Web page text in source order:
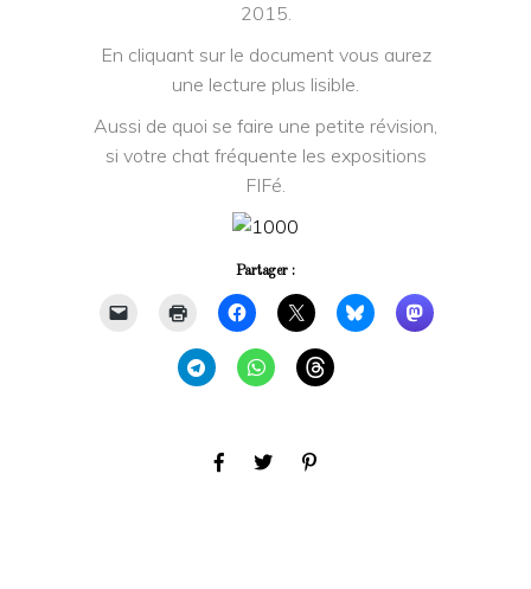
2015.
En cliquant sur le document vous aurez
une lecture plus lisible.
Aussi de quoi se faire une petite révision,
si votre chat fréquente les expositions
FIFé.
Partager :